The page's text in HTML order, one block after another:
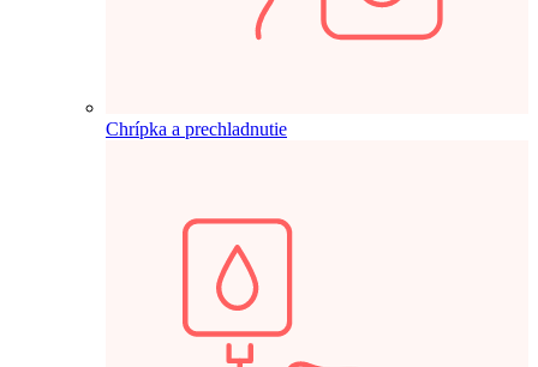
Chrípka a prechladnutie